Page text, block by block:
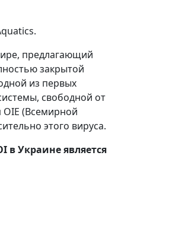
предлагающий
закрытой
из первых
свободной от
OIE (Всемирной
этого вируса.
Украине является